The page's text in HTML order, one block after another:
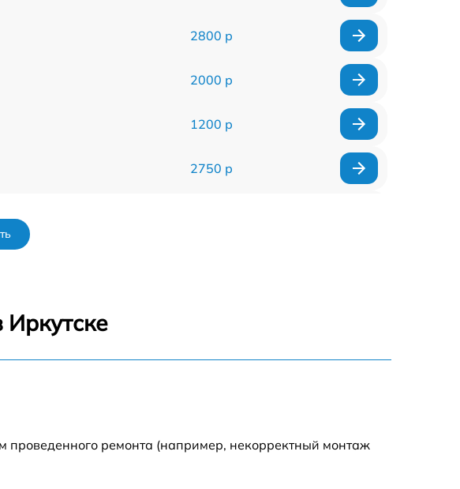
2800 р
2000 р
1200 р
2750 р
Иркутске
проведенного ремонта (например, некорректный монтаж